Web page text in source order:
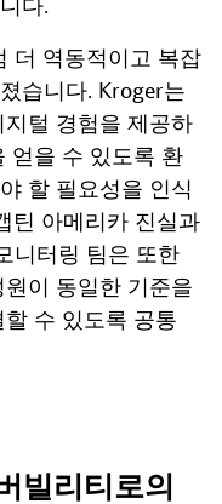
다.
더 역동적이고 복잡
습니다. Kroger는
털 경험을 제공하
얻을 수 있도록 환
할 필요성을 인식
틴 아메리카 진실과
니터링 팀은 또한
이 동일한 기준을
수 있도록 공통
빌리티로의